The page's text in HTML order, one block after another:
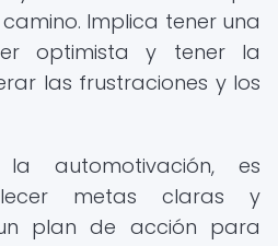
Implica tener una
optimista y tener la
las frustraciones y los
automotivación, es
metas claras y
plan de acción para